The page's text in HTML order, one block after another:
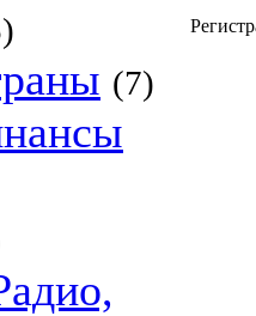
(7)